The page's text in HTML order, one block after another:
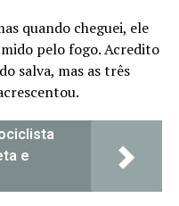
quando cheguei, ele
pelo fogo. Acredito
salva, mas as três
e